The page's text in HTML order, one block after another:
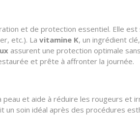
et de protection essentiel. Elle
etc.). La vitamine K, un ingrédient
assurent une protection optimale
et prête à affronter la journée.
et aide à réduire les rougeurs et
un soin idéal après des procédures